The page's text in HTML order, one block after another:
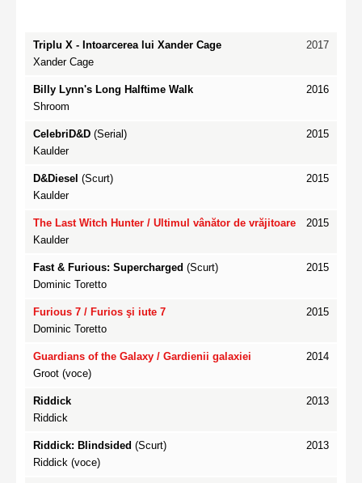
2017
Triplu X - Intoarcerea lui Xander Cage
Xander Cage
2016
Billy Lynn's Long Halftime Walk
Shroom
2015
CelebriD&D (Serial)
Kaulder
2015
D&Diesel (Scurt)
Kaulder
2015
The Last Witch Hunter / Ultimul vânător de vrăjitoare
Kaulder
2015
Fast & Furious: Supercharged (Scurt)
Dominic Toretto
2015
Furious 7 / Furios şi iute 7
Dominic Toretto
2014
Guardians of the Galaxy / Gardienii galaxiei
Groot (voce)
2013
Riddick
Riddick
2013
Riddick: Blindsided (Scurt)
Riddick (voce)